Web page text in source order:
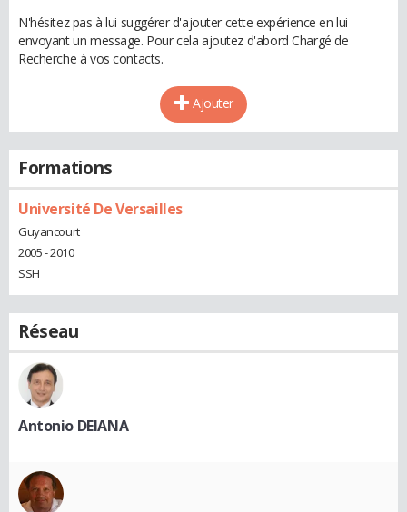
N'hésitez pas à lui suggérer d'ajouter cette expérience en lui
envoyant un message. Pour cela ajoutez d'abord Chargé de
Recherche à vos contacts.
Ajouter
Formations
Université De Versailles
Guyancourt
2005 - 2010
SSH
Réseau
Antonio DEIANA